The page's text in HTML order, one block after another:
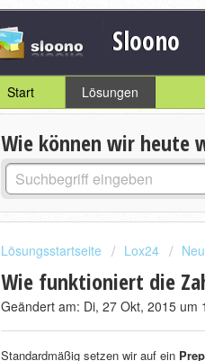
Sloono
Start Lösungen
Wie können wir heute
Lösungsstartseite Lox24
Wie funktioniert die
Geändert am: Di, 27 Okt, 2015 um
Standardmäßig setzen wir auf ein